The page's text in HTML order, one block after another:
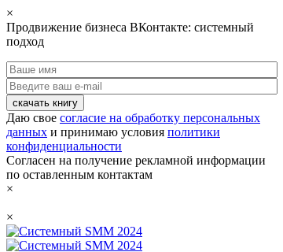
×
Продвижение бизнеса ВКонтакте: системный
подход
скачать книгу
Даю свое согласие на обработку персональных
данных и принимаю условия политики
конфиденциальности
Согласен на получение рекламной информации
по оставленным контактам
×
×